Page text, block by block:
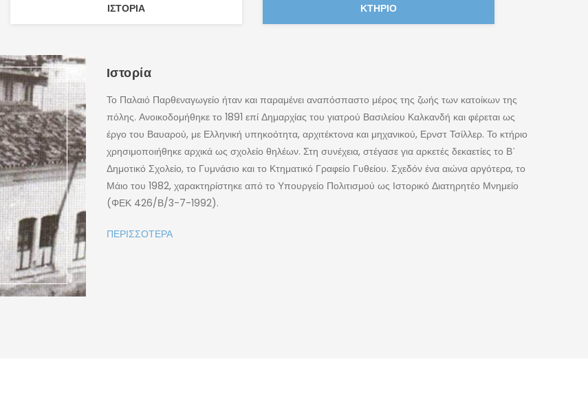
ΙΣΤΟΡΊΑ ΚΤΉΡΙΟ
Κτήριο
Το Κέντρο Πληροφόρησης και Ερμηνείας του Δήμου Ανατολικής Μάνης στεγάζεται στο Παλαιό
Παρθεναγωγείου του Γυθείου, ένα ισόγειο διατηρητέο κτήριο που βρίσκεται στο κέντρο του
Γυθείου, στην πλατεία «Παναγιώταρου Βενετσανάκη».
Το Παλαιό Παρθεναγωγείο είναι ένα από τα νεοκλασικά κτήρια του Γυθείου, τα οποία αποτελούν
τεκμήρια της οικονομικής και πολιτισμικής ακμής του τόπου. Οικίες μιας εποχής που η πόλη
αποκαλούνταν η βιτρίνα της Λακωνίας και σήμερα χαρακτηρίζονται από το Υπουργείο Πολιτισμού
ως Ιστορικά Διατηρητέα Μνημεία. Άλλα δημόσια κτήρια που αποτελούν παραδείγματα της τότε